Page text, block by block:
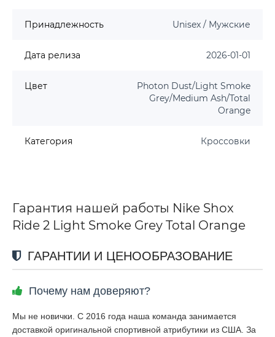
Принадлежность Unisex / Мужские
Дата релиза 2026-01-01
Цвет
Photon Dust/Light Smoke
Grey/Medium Ash/Total
Orange
Категория Кроссовки
Гарантия нашей работы Nike Shox
Ride 2 Light Smoke Grey Total Orange
ГАРАНТИИ И ЦЕНООБРАЗОВАНИЕ
Почему нам доверяют?
Мы не новички. С 2016 года наша команда занимается
доставкой оригинальной спортивной атрибутики из США. За